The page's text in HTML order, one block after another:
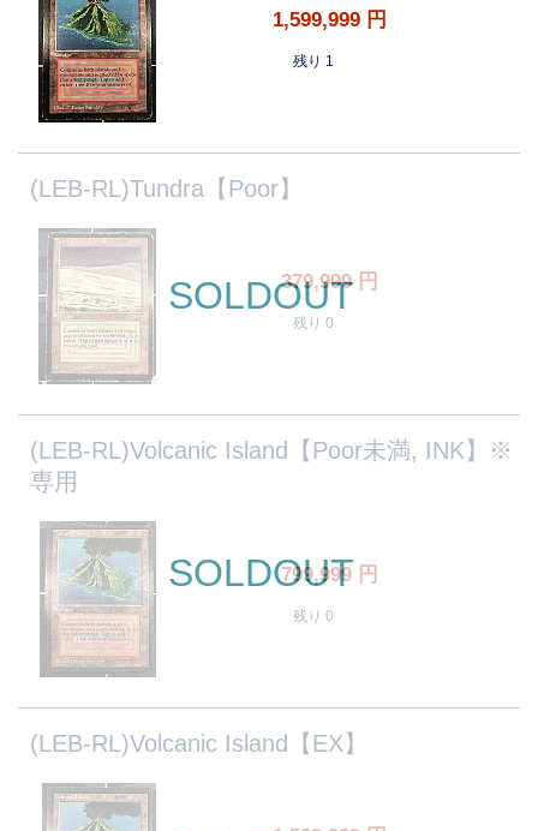
1,599,999 円
残り 1
(LEB-RL)Tundra【Poor】
379,999円
残り 0
SOLDOUT
(LEB-RL)Volcanic Island【Poor未満, INK】※
専用
799,999 円
残り 0
SOLDOUT
(LEB-RL)Volcanic Island【EX】